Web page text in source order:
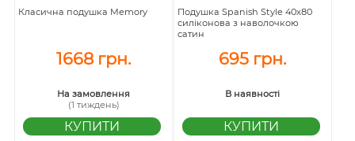
Класична подушка Memory
1668 грн.
На замовлення
(1 тиждень)
Подушка Spanish Style 40х80
силіконова з наволочкою
сатин
695 грн.
В наявності